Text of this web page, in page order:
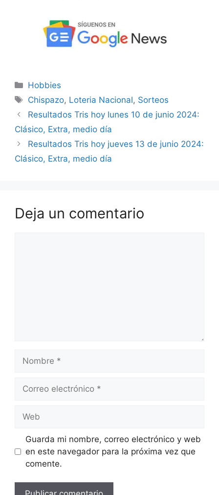
Categorías
Hobbies
Etiquetas
Chispazo, Loteria Nacional, Sorteos
Resultados Tris hoy lunes 10 de junio 2024:
Clásico, Extra, medio día
Resultados Tris hoy jueves 13 de junio 2024:
Clásico, Extra, medio día
Deja un comentario
electrónico
Guarda mi nombre, correo electrónico y web
en este navegador para la próxima vez que
comente.